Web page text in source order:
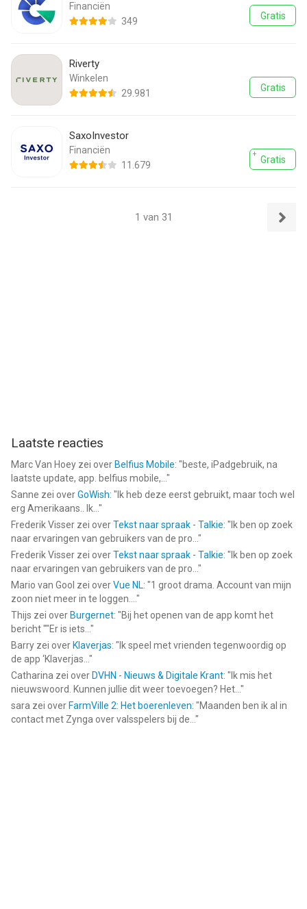
349
Financiën
Gratis
Riverty
29.981
Winkelen
Gratis
SaxoInvestor
11.679
Financiën
Gratis
1 van 31
Laatste reacties
Marc Van Hoey zei over Belfius Mobile: "beste, iPadgebruik, na
laatste update, app. belfius mobile,... "
Sanne zei overGoWish: " Ik heb deze eerst gebruikt, maar toch wel
erg Amerikaans.. Ik... "
Frederik Visser zei overTekst naar spraak - Talkie: " Ik ben op zoek
naar ervaringen van gebruikers van de pro... "
Frederik Visser zei overTekst naar spraak - Talkie: " Ik ben op zoek
naar ervaringen van gebruikers van de pro... "
Mario van Gool zei overVue NL: "1 groot drama. Account van mijn
zoon niet meer in te loggen.... "
Thijs zei over Burgernet: "Bij het openen van de app komt het
bericht ""Er is iets... "
Barry zei over Klaverjas: " Ik speel met vrienden tegenwoordig op
de app ‘Klaverjas... "
Catharina zei over DVHN - Nieuws & Digitale Krant: " Ik mis het
nieuwswoord. Kunnen jullie dit weer toevoegen? Het... "
sara zei over FarmVille 2: Het boerenleven: "Maanden ben ik al in
contact met Zynga over valsspelers bij de... "